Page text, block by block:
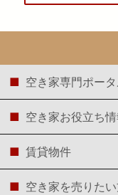
空き家専門ポー
空き家お役立ち情
賃貸物件
空き家を売りた